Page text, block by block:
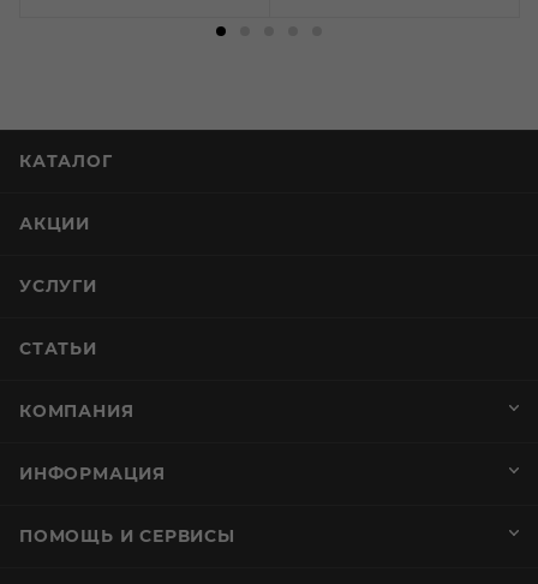
КАТАЛОГ
АКЦИИ
УСЛУГИ
СТАТЬИ
КОМПАНИЯ
ИНФОРМАЦИЯ
ПОМОЩЬ И СЕРВИСЫ